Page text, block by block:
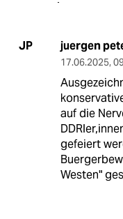
JP juergen
17.06.2025,
auf die
gefeiert
Westen"